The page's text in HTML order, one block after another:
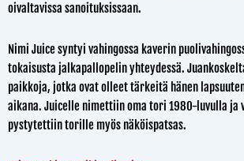
oivaltavissa sanoituksissaan.
Nimi Juice syntyi vahingossa kaverin
tokaisusta jalkapallopelin yhteydessä.
paikkoja, jotka ovat olleet tärkeitä hänen
aikana. Juicelle nimettiin oma tori 1980-luvulla ja
pystytettiin torille myös näköispatsas.